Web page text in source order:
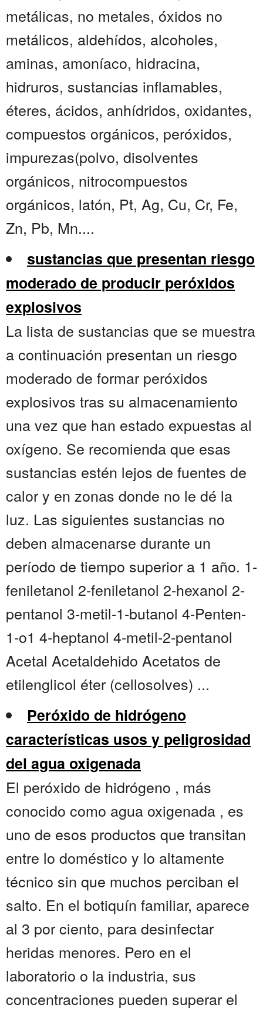
metálicas, no metales, óxidos no
metálicos, aldehídos, alcoholes,
aminas, amoníaco, hidracina,
hidruros, sustancias inflamables,
éteres, ácidos, anhídridos, oxidantes,
compuestos orgánicos, peróxidos,
impurezas(polvo, disolventes
orgánicos, nitrocompuestos
orgánicos, latón, Pt, Ag, Cu, Cr, Fe,
Zn, Pb, Mn....
sustancias que presentan riesgo
moderado de producir peróxidos
explosivos
La lista de sustancias que se muestra
a continuación presentan un riesgo
moderado de formar peróxidos
explosivos tras su almacenamiento
una vez que han estado expuestas al
oxígeno. Se recomienda que esas
sustancias estén lejos de fuentes de
calor y en zonas donde no le dé la
luz. Las siguientes sustancias no
deben almacenarse durante un
período de tiempo superior a 1 año. 1-
feniletanol 2-feniletanol 2-hexanol 2-
pentanol 3-metil-1-butanol 4-Penten-
1-o1 4-heptanol 4-metil-2-pentanol
Acetal Acetaldehido Acetatos de
etilenglicol éter (cellosolves) ...
Peróxido de hidrógeno
características usos y peligrosidad
del agua oxigenada
El peróxido de hidrógeno , más
conocido como agua oxigenada , es
uno de esos productos que transitan
entre lo doméstico y lo altamente
técnico sin que muchos perciban el
salto. En el botiquín familiar, aparece
al 3 por ciento, para desinfectar
heridas menores. Pero en el
laboratorio o la industria, sus
concentraciones pueden superar el